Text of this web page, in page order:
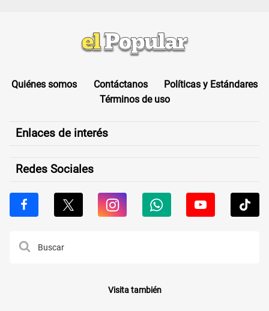
Quiénes somos Contáctanos
Políticas y Estándares
Términos de uso
Enlaces de interés
Redes Sociales
Visita también